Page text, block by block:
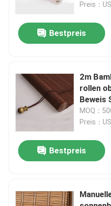
Fabrik-Ausflug
Qualitätskontrolle
Kontakt US
Nachrichten
Bambusrohstoff
Preis：
Bestpreis
2m
rollen
Beweis
MOQ：
Preis：
Bestpreis